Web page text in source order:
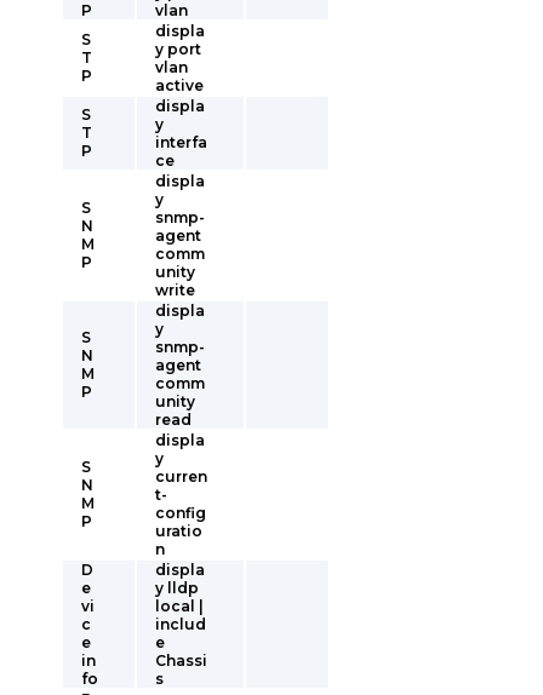
P
vlan
S
T
P
displa
y port
vlan
active
S
T
P
displa
y
interfa
ce
S
N
M
P
displa
y
snmp-
agent
comm
unity
write
S
N
M
P
displa
y
snmp-
agent
comm
unity
read
S
N
M
P
displa
y
curren
t-
config
uratio
n
D
e
vi
c
e
in
fo
displa
y lldp
local |
includ
e
Chassi
s